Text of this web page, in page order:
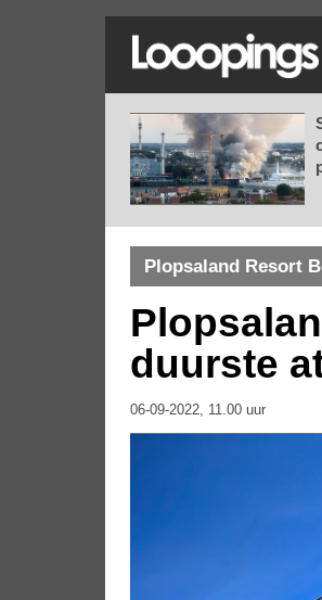
Plopsaland Resort
duurste
06-09-2022, 11.00 uur